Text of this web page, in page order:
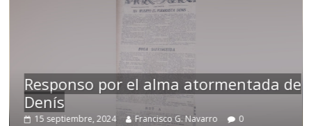
Responso por el alma atormentada de
Denís
15 septiembre, 2024 Francisco G. Navarro 0